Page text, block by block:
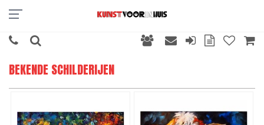
BEKENDE SCHILDERIJEN